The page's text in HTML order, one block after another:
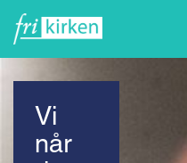
Forside/Misjon
Vi
når